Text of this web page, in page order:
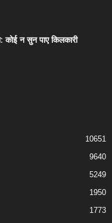
कोई न सुन पाए किलकारी
10651
9640
5249
1950
1773